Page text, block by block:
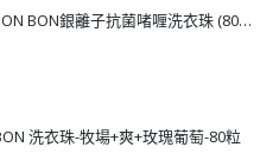
[J206232] 日本BON BON銀離子抗菌啫喱洗衣珠 (80粒)
洗衣珠-牧場+爽+玫瑰葡萄-80粒